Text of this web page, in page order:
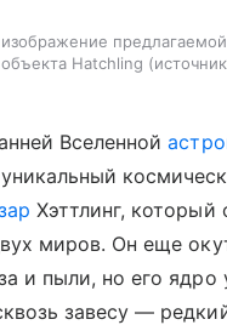
Hatchling
Вселенной
Хэттлинг, который
миров. Он еще
и пыли, но его ядро
завесу —